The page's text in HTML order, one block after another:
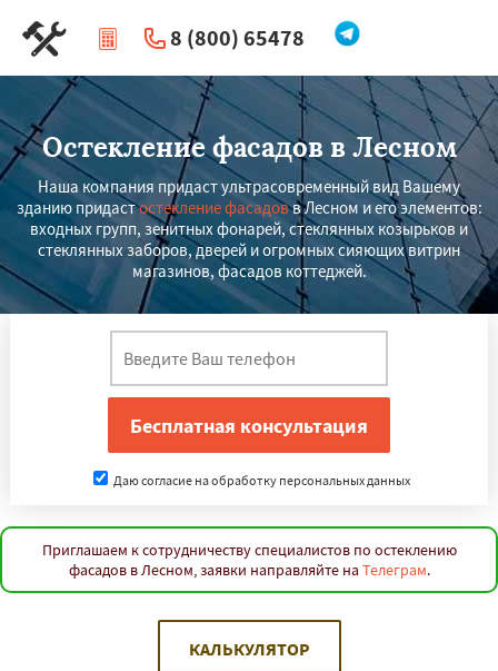
8 (800) 65478
| Перезвоните мне
Остекление фасадов в Лесном
Наша компания придаст ультрасовременный вид Вашему
зданию придастостекление фасадовв Лесном и его элементов:
входных групп, зенитных фонарей, стеклянных козырьков и
стеклянных заборов, дверей и огромных сияющих витрин
магазинов, фасадов коттеджей.
Даю согласие на обработку персональных данных
Приглашаем к сотрудничеству специалистов по остеклению
фасадов в Лесном, заявки направляйте на Телеграм.
КАЛЬКУЛЯТОР